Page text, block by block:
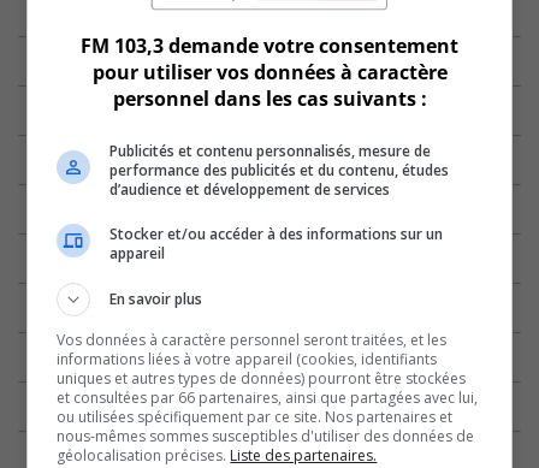
FM 103,3 demande votre consentement
pour utiliser vos données à caractère
personnel dans les cas suivants :
Publicités et contenu personnalisés, mesure de
performance des publicités et du contenu, études
d’audience et développement de services
Stocker et/ou accéder à des informations sur un
appareil
En savoir plus
Vos données à caractère personnel seront traitées, et les
informations liées à votre appareil (cookies, identifiants
uniques et autres types de données) pourront être stockées
et consultées par 66 partenaires, ainsi que partagées avec lui,
ou utilisées spécifiquement par ce site. Nos partenaires et
nous-mêmes sommes susceptibles d'utiliser des données de
géolocalisation précises. Liste des partenaires.